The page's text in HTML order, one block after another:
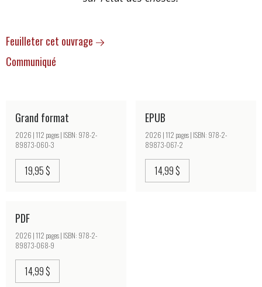
Feuilleter cet ouvrage
Communiqué
Grand format
2026 | 112 pages | ISBN: 978-2-
89873-060-3
19,95 $
EPUB
2026 | 112 pages | ISBN: 978-2-
89873-067-2
14,99 $
PDF
2026 | 112 pages | ISBN: 978-2-
89873-068-9
14,99 $